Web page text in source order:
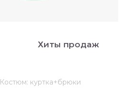
Хиты продаж
Костюм: куртка+брюки